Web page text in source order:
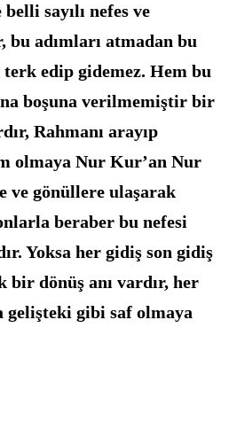
sayılı nefes ve
bu adımları atmadan bu
edip gidemez. Hem bu
boşuna verilmemiştir bir
Rahmanı arayıp
olmaya Nur Kur’an Nur
ve gönüllere ulaşarak
beraber bu nefesi
Yoksa her gidiş son gidiş
dönüş anı vardır, her
gelişteki gibi saf olmaya